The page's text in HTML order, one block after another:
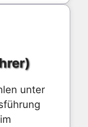
unter